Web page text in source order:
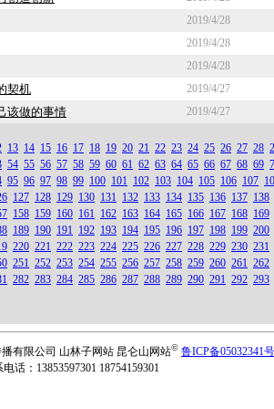
2019/4/28
2019/4/28
2019/4/28
契机 2019/4/27
该做的事情 2019/4/27
13 14 15 16 17 18 19 20 21 22 23 24 25 26 27 28
54 55 56 57 58 59 60 61 62 63 64 65 66 67 68 69
95 96 97 98 99 100 101 102 103 104 105 106 107
127 128 129 130 131 132 133 134 135 136 137 138
158 159 160 161 162 163 164 165 166 167 168 169
189 190 191 192 193 194 195 196 197 198 199 200
220 221 222 223 224 225 226 227 228 229 230 231
251 252 253 254 255 256 257 258 259 260 261 262
282 283 284 285 286 287 288 289 290 291 292 293
有限公司 山林子网站 昆仑山网站© 鲁ICP备05032341号
话：13853597301 18754159301